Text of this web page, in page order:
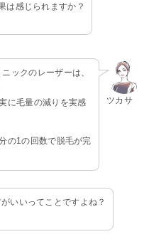
は感じられますか？
ツカサ
ックのレーザーは、
に毛量の減りを実感
の1の回数で脱毛が完
いいってことですよね？